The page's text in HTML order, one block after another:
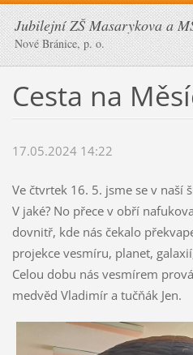
Jubilejní ZŠ Masarykova a
Nové Bránice, p. o.
Cesta na
17.05.2024 14:22
Ve čtvrtek 16. 5. jsme se v naší
V jaké? No přece v obří
dovnitř, kde nás čekalo
projekce vesmíru, planet,
Celou dobu nás vesmírem
medvěd Vladimír a tučňák Jen.